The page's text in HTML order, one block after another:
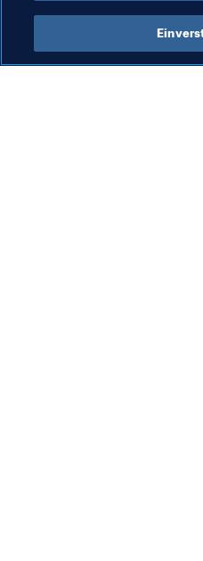
FIFA-Stiftung